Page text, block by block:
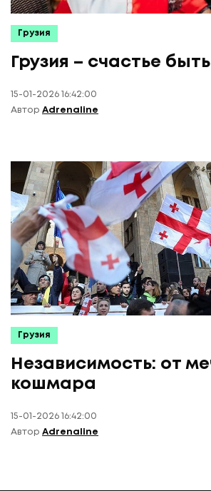
Грузия
Грузия – счастье
15-01-2026 16:42:00
Автор Adrenaline
Грузия
Независимость: от
кошмара
15-01-2026 16:42:00
Автор Adrenaline